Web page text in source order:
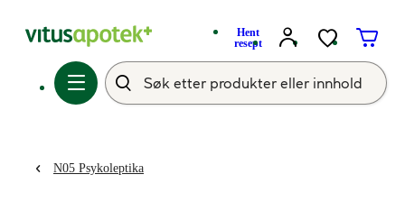
Hent
resept
N05 Psykoleptika